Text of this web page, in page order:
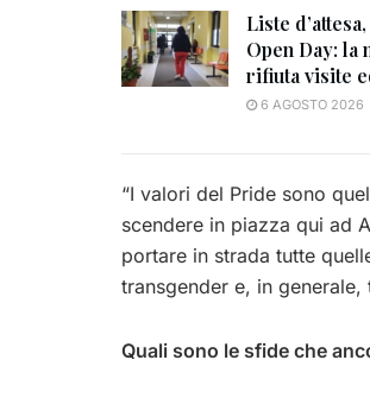
Liste
Open Day: la
rifiuta visite
6 AGOSTO 2026
“I valori del Pride sono
scendere in piazza qui ad
portare in strada tutte
transgender e, in generale,
Quali sono le sfide che